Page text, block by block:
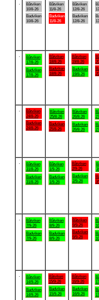
Båtviken
10/8-26
Badviken
10/8-26
Båtviken
11/8-26
Badviken
11/8-26
Båtviken
12/8-26
Badviken
12/8-26
Båtviken
17/8-26
Badviken
17/8-26
Båtviken
18/8-26
Badviken
18/8-26
Båtviken
19/8-26
Badviken
19/8-26
Båtviken
24/8-26
Badviken
24/8-26
Båtviken
25/8-26
Badviken
25/8-26
Båtviken
26/8-26
Badviken
26/8-26
Båtviken
31/8-26
Badviken
31/8-26
Båtviken
1/9-26
Badviken
1/9-26
Båtviken
2/9-26
Badviken
2/9-26
Båtviken
7/9-26
Badviken
7/9-26
Båtviken
8/9-26
Badviken
8/9-26
Båtviken
9/9-26
Badviken
9/9-26
Båtviken
14/9-26
Badviken
14/9-26
Båtviken
15/9-26
Badviken
15/9-26
Båtviken
16/9-26
Badviken
16/9-26